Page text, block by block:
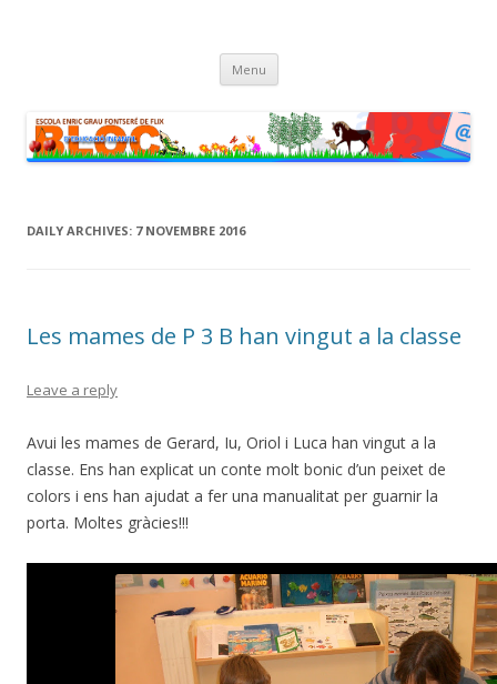
Menu Skip
content
DAILY ARCHIVES: 7 NOVEMBRE 2016
Les mames de P 3 B han vingut a la classe
Leave a reply
Avui les mames de Gerard, Iu, Oriol i Luca han vingut a la
classe. Ens han explicat un conte molt bonic d’un peixet de
colors i ens han ajudat a fer una manualitat per guarnir la
porta. Moltes gràcies!!!